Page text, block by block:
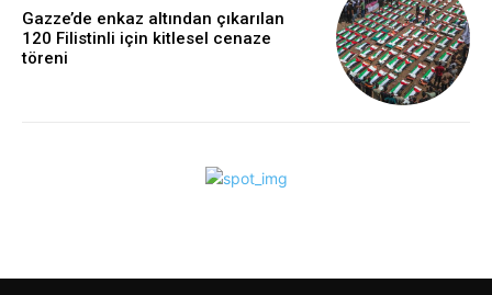
Gazze’de enkaz altından çıkarılan
120 Filistinli için kitlesel cenaze
töreni